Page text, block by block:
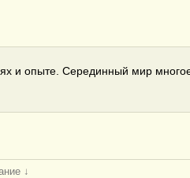
и опыте. Серединный мир
↓